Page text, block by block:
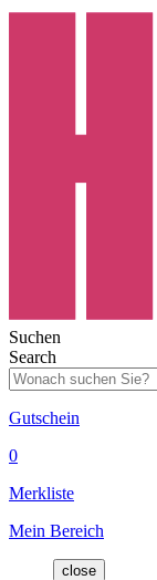
Suchen
Search
Gutschein
0
Merkliste
Mein Bereich
close